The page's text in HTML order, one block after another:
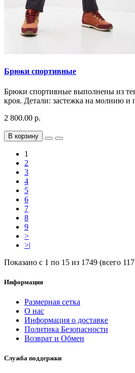
Брюки спортивные
Брюки спортивные выполнены из
кроя. Детали: застежка на молнию и
2 800.00 р.
В корзину
1
2
3
4
5
6
7
8
9
>
>|
Показано с 1 по 15 из 1749 (всего
Информация
Размерная сетка
О нас
Информация о доставке
Политика Безопасности
Возврат и Обмен
Служба поддержки